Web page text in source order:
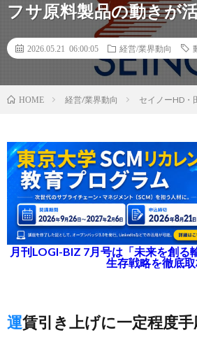
フサ原料製品の動きが活
2026.05.21 06:00:05 経営/業界動向
HOME 経営/業界動向 セイノーHD・
月刊LOGI-BIZ 7月号は「未来を創る
生存戦略を徹底
運賃引き上げに一定程度手